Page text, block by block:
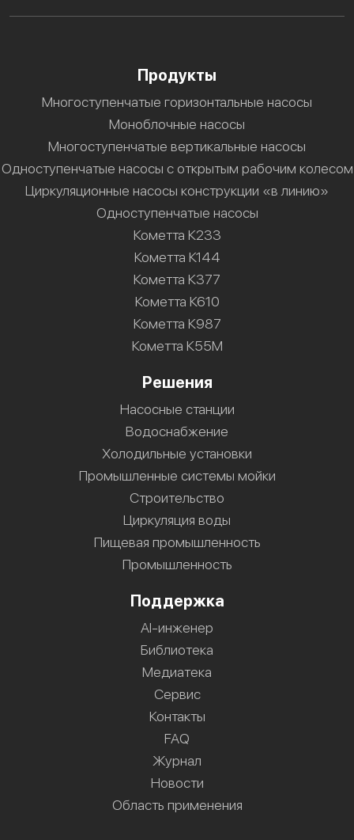
Продукты
Многоступенчатые горизонтальные насосы
Моноблочные насосы
Многоступенчатые вертикальные насосы
Одноступенчатые насосы с открытым рабочим колесом
Циркуляционные насосы конструкции «в линию»
Одноступенчатые насосы
Кометта К233
Кометта К144
Кометта К377
Кометта К610
Кометта К987
Кометта К55М
Решения
Насосные станции
Водоснабжение
Холодильные установки
Промышленные системы мойки
Строительство
Циркуляция воды
Пищевая промышленность
Промышленность
Поддержка
AI-инженер
Библиотека
Медиатека
Сервис
Контакты
FAQ
Журнал
Новости
Область применения